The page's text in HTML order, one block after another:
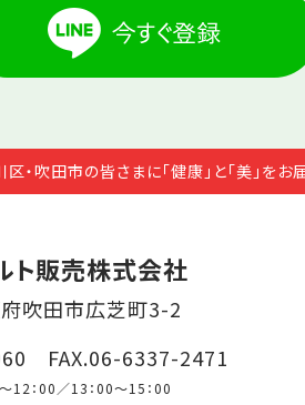
・吹田市の皆さまに「健康」と「美」をお
ト販売株式会社
吹田市広芝町3-2
FAX.06-6337-2471
12：00／13：00～15：00